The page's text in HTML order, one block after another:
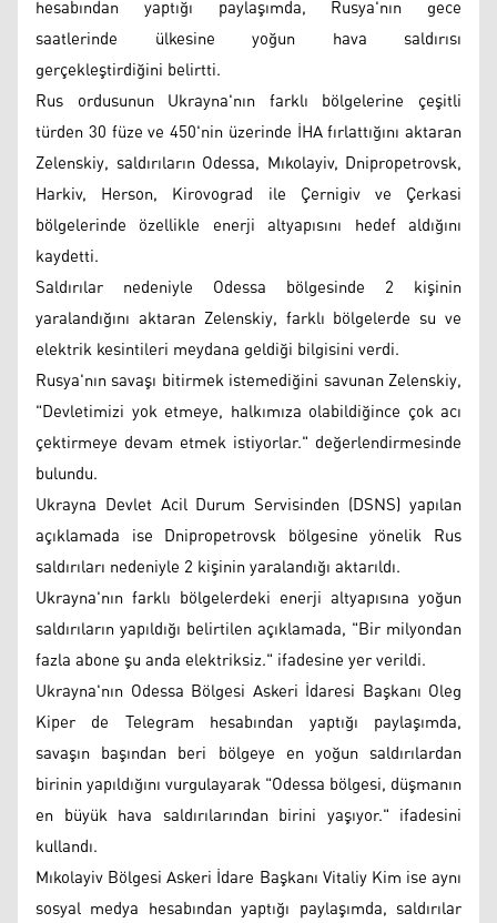
hesabından yaptığı paylaşımda, Rusya'nın gece
saatlerinde ülkesine yoğun hava saldırısı
gerçekleştirdiğini belirtti.
Rus ordusunun Ukrayna'nın farklı bölgelerine çeşitli
türden 30 füze ve 450'nin üzerinde İHA fırlattığını aktaran
Zelenskiy, saldırıların Odessa, Mıkolayiv, Dnipropetrovsk,
Harkiv, Herson, Kirovograd ile Çernigiv ve Çerkasi
bölgelerinde özellikle enerji altyapısını hedef aldığını
kaydetti.
Saldırılar nedeniyle Odessa bölgesinde 2 kişinin
yaralandığını aktaran Zelenskiy, farklı bölgelerde su ve
elektrik kesintileri meydana geldiği bilgisini verdi.
Rusya'nın savaşı bitirmek istemediğini savunan Zelenskiy,
"Devletimizi yok etmeye, halkımıza olabildiğince çok acı
çektirmeye devam etmek istiyorlar." değerlendirmesinde
bulundu.
Ukrayna Devlet Acil Durum Servisinden (DSNS) yapılan
açıklamada ise Dnipropetrovsk bölgesine yönelik Rus
saldırıları nedeniyle 2 kişinin yaralandığı aktarıldı.
Ukrayna'nın farklı bölgelerdeki enerji altyapısına yoğun
saldırıların yapıldığı belirtilen açıklamada, "Bir milyondan
fazla abone şu anda elektriksiz." ifadesine yer verildi.
Ukrayna'nın Odessa Bölgesi Askeri İdaresi Başkanı Oleg
Kiper de Telegram hesabından yaptığı paylaşımda,
savaşın başından beri bölgeye en yoğun saldırılardan
birinin yapıldığını vurgulayarak "Odessa bölgesi, düşmanın
en büyük hava saldırılarından birini yaşıyor." ifadesini
kullandı.
Mıkolayiv Bölgesi Askeri İdare Başkanı Vitaliy Kim ise aynı
sosyal medya hesabından yaptığı paylaşımda, saldırılar